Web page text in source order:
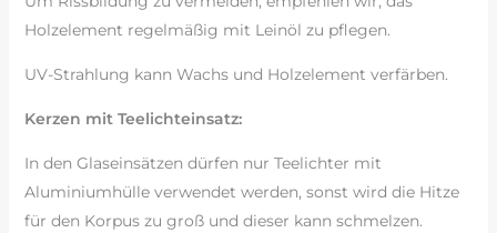
Holzelement regelmäßig mit Leinöl zu pflegen.
UV-Strahlung kann Wachs und Holzelement verfärben.
Kerzen mit Teelichteinsatz:
In den Glaseinsätzen dürfen nur Teelichter mit
Aluminiumhülle verwendet werden, sonst wird die Hitze
für den Korpus zu groß und dieser kann schmelzen.